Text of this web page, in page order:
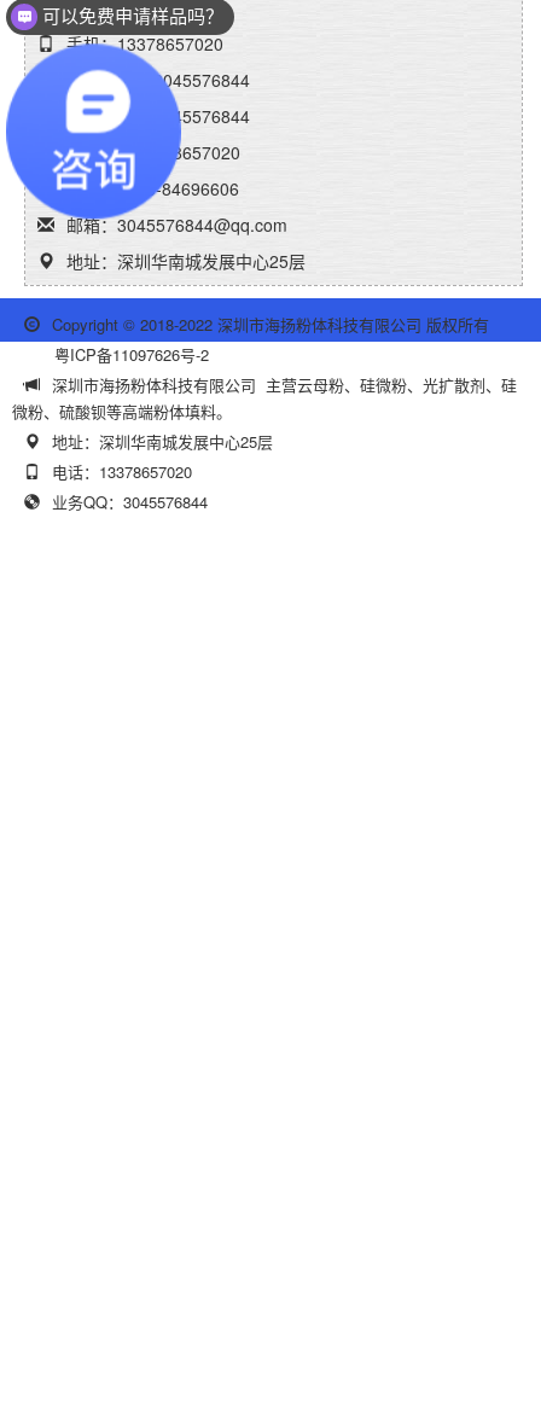
联系人：刘先生
手机：13378657020
销售QQ1：3045576844
销售QQ2：3045576844
微信号：13378657020
传真：0755-84696606
邮箱：3045576844@qq.com
地址：深圳华南城发展中心25层
Copyright © 2018-2022 深圳市海扬粉体科技有限公司 版权所有
粤ICP备11097626号-2
深圳市海扬粉体科技有限公司 主营云母粉、硅微粉、光扩散剂、硅
微粉、硫酸钡等高端粉体填料。
地址：深圳华南城发展中心25层
电话：13378657020
业务QQ：3045576844
可以免费申请样品吗？